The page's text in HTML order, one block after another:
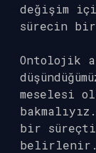
değişim
sürecin bir
Ontolojik
meselesi
bir
belirlenir.